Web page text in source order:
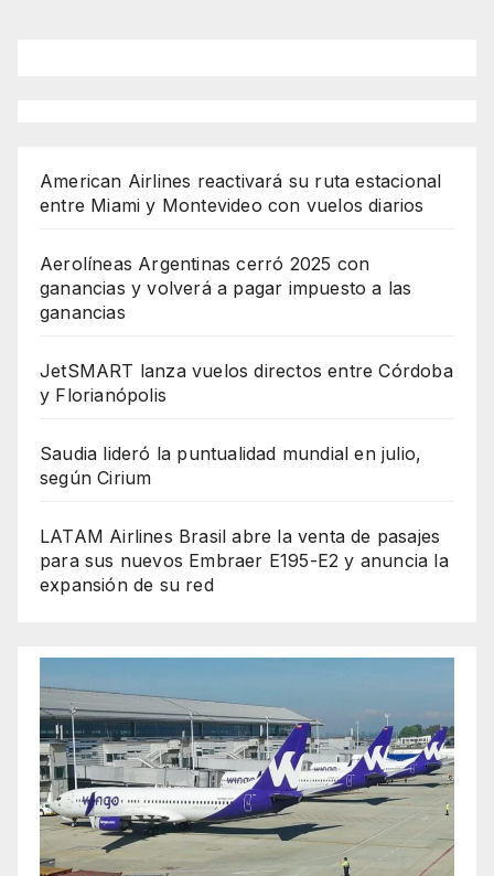
American Airlines reactivará su ruta estacional
entre Miami y Montevideo con vuelos diarios
Aerolíneas Argentinas cerró 2025 con
ganancias y volverá a pagar impuesto a las
ganancias
JetSMART lanza vuelos directos entre Córdoba
y Florianópolis
Saudia lideró la puntualidad mundial en julio,
según Cirium
LATAM Airlines Brasil abre la venta de pasajes
para sus nuevos Embraer E195-E2 y anuncia la
expansión de su red